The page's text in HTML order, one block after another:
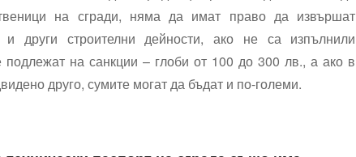
на сгради, няма да имат право да извършат
и други строителни дейности, ако не са изпълнили
на санкции – глоби от 100 до 300 лв., а ако в
друго, сумите могат да бъдат и по-големи.